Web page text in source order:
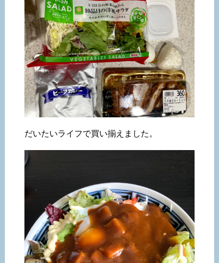
だいたいライフで買い揃えました。